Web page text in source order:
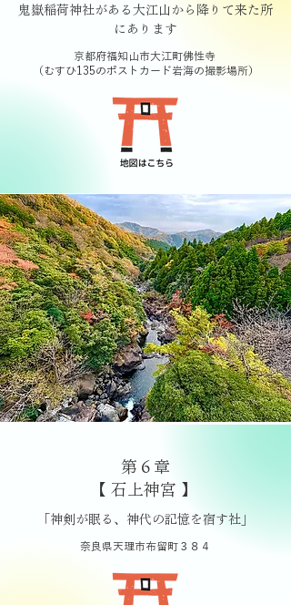
鬼嶽稲荷神社がある大江山から降りて来た所
にあります
京都府福知山市大江町佛性寺
​（むすひ135のポストカード岩海の撮影場所）
第６章
【 石上神宮 】
「神剣が眠る、神代の記憶を宿す社」
奈良県天理市布留町３８４